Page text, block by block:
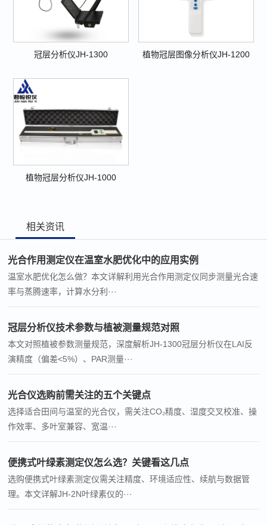
冠层分析仪JH-1300 植物冠层图像分析仪JH-1200
植物冠层分析仪JH-1000
相关资讯
光合作用测定仪在温室水肥优化中的应用实例
温室水肥优化怎么做？本文详解利用光合作用测定仪同步测量光合速
率与蒸腾速率，计算水分利···
冠层分析仪技术参数与植被测量规范对照
本文对照植被参数测量规范，深度解析JH-1300冠层分析仪在LAI反
演精度（偏差<5%）、PAR测量···
光合仪选购前需关注的五个关键点
选择适合田间与温室的光合仪，需关注CO₂精度、湿度交叉校准、操
作效率、多叶室兼容、宽温···
便携式叶绿素测定仪怎么选？关键看这几点
选购便携式叶绿素测定仪需关注精度、环境适应性、续航与数据管
理。本文详解JH-2N叶绿素仪的···